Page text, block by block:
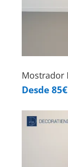
Mostrador
Desde